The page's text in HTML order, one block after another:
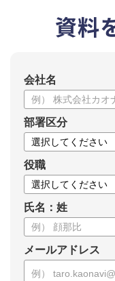
資料
会社名
部署区分
役職
氏名：姓
メールアドレス